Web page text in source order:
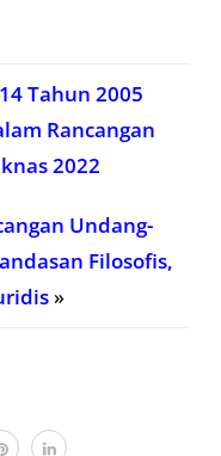
Tahun 2005
Rancangan
2022
Undang-
Filosofis,
»